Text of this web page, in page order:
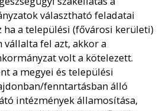
választható feladatai
ha a települési (fővárosi kerületi)
fel azt, akkor a
volt a kötelezett.
a megyei és települési
fenntartásban álló
intézmények államosítása,